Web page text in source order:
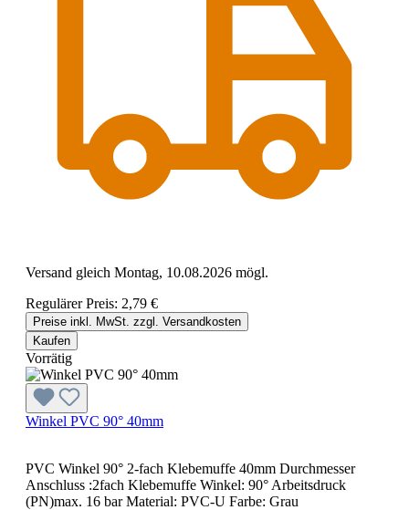
Versand gleich Montag, 10.08.2026 mögl.
Regulärer Preis: 2,79 €
Preise inkl. MwSt. zzgl. Versandkosten
Kaufen
Vorrätig
Winkel PVC 90° 40mm
PVC Winkel 90° 2-fach Klebemuffe 40mm Durchmesser
Anschluss :2fach Klebemuffe Winkel: 90° Arbeitsdruck
(PN)max. 16 bar Material: PVC-U Farbe: Grau